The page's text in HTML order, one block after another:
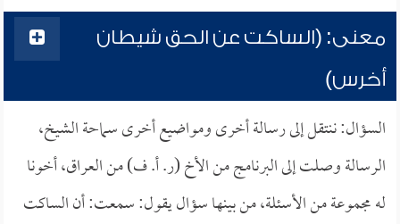
معنى: (الساكت عن الحق شيطان
أخرس)
السؤال: ننتقل إلى رسالة أخرى ومواضيع أخرى سماحة الشيخ،
الرسالة وصلت إلى البرنامج من الأخ (ر. أ. ف) من العراق، أخونا
له مجموعة من الأسئلة، من بينها سؤال يقول: سمعت: أن الساكت